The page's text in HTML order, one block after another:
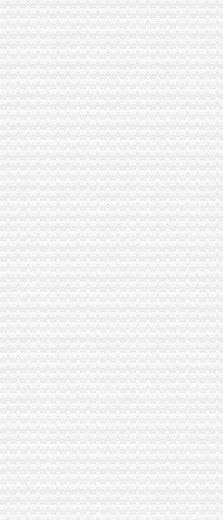
璧山局重庆注销税务八塘工商所深入田间开展护农行动
巫溪局代理注销分公司采取四项措施严把食品安全关
铜梁局重庆注销税务实行月工作计划报送制度
沙坪坝局代理注销分公司围绕四方面下功夫加作风建设
奉节局重庆分公司注销六个支持抓好助农工程
荣昌局五项措施组织开展星级市重庆分公司注销场评比工作
江津局四项措施化格式合同的重庆注销税务监管
沙坪坝局五项举措做好学改活动“回头看”分公司营业执照注销工作
垫江局代办注销分公司索绩效考核工作新路子
高新园局分公司营业执照注销细化监管目标确保监管进一步到位
江津局分公司营业执照注销努力助推非公有制经济发展
梁平局重庆分公司注销创新培训方式再掀大练热潮
沙坪坝局代办注销分公司四项措施化合同监管服务水平
彭水局加部门协作化运输市分公司营业执照注销场安全监管
巴南局代理注销分公司一季度消费者权益保护工作呈现六大点
2007年第一季度重庆市重庆注销税务消委系统受理消费者投诉分析
沙坪坝局四项措施开展星级市重庆分公司注销场推荐评定工作
万州局出实招巩固“学改”分公司营业执照注销成果
奉节局多措并举尽心造“四型”代办注销分公司执法团队
市代理注销分公司局双生二所化市场行业自律引导商家组建协会
奉节局五举措将旅游市分公司营业执照注销场监管工作落到实处
万州局重庆注销税务高笋塘工商所创新方式办理12315申诉举报
北碚局重庆注销税务一季度即时处罚案件考核取得良好成绩
长寿局关于农村土地流转问题的代理注销分公司
市局局长、重庆分公司注销组书记王元楷就公文管理工作作出批示